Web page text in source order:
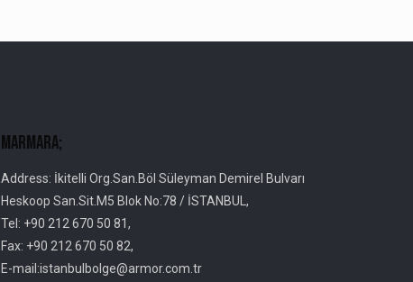
Marmara;
Address: İkitelli Org.San.Böl Süleyman Demirel Bulvarı
Heskoop San.Sit.M5 Blok No:78 / İSTANBUL,
Tel: +90 212 670 50 81,
Fax: +90 212 670 50 82,
E-mail:istanbulbolge@armor.com.tr